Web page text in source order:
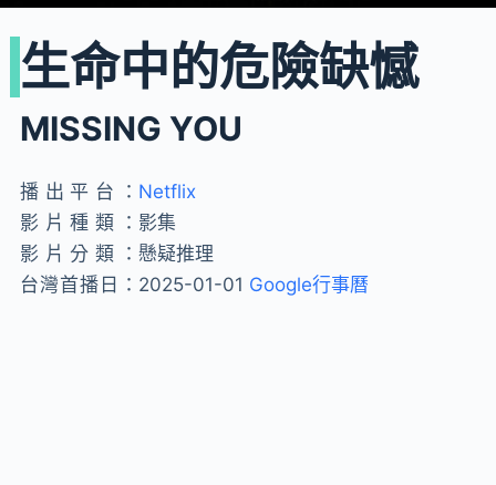
生命中的危險缺憾
MISSING YOU
播出平台： Netflix
影片種類： 影集
影片分類：懸疑推理
台灣首播日： 2025-01-01 Google行事曆